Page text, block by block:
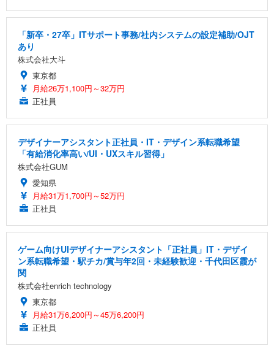
「新卒・27卒」ITサポート事務/社内システムの設定補助/OJT
あり
株式会社大斗
東京都
月給26万1,100円～32万円
正社員
デザイナーアシスタント正社員・IT・デザイン系転職希望
「有給消化率高い/UI・UXスキル習得」
株式会社GUM
愛知県
月給31万1,700円～52万円
正社員
ゲーム向けUIデザイナーアシスタント「正社員」IT・デザイ
ン系転職希望・駅チカ/賞与年2回・未経験歓迎・千代田区霞が
関
株式会社enrich technology
東京都
月給31万6,200円～45万6,200円
正社員